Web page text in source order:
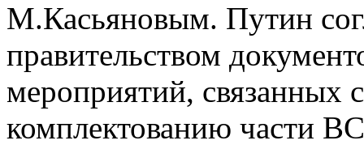
М.Касьяновым. Путин
правительством
мероприятий, связанных
комплектованию части